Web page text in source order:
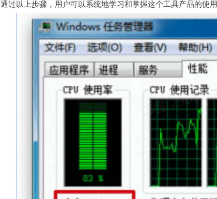
通过以上步骤，用户可以系统地学习和掌握这个工具产品的使